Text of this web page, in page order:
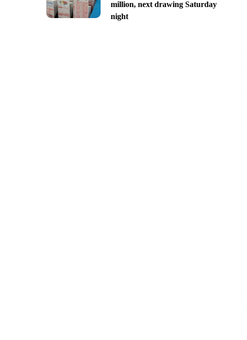
million, next drawing Saturday
night